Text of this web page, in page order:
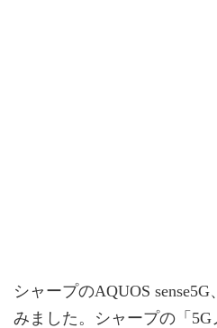
シャープのAQUOS
みました。シャープの「